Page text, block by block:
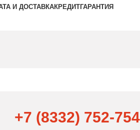
И ДОСТАВКАКРЕДИТГАРАНТИЯ
+7 (8332) 752-754